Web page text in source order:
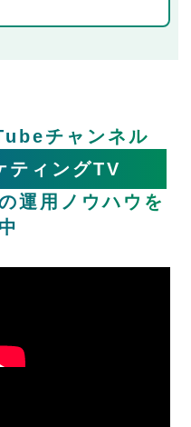
チャンネル
ィングTV
運用ノウハウを